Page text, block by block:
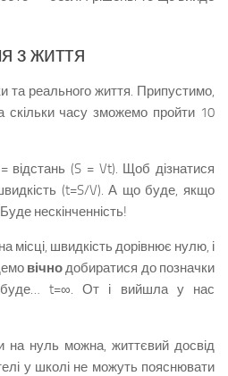
з життя
та реального життя. Припустимо,
скільки часу зможемо пройти 10
відстань (S = Vt). Щоб дізнатися
(t=S/V). А що буде, якщо
нескінченність!
місці, швидкість дорівнює нулю, і
вічнодобиратися до позначки
t=∞. От і вийшла у нас
на нуль можна, життєвий досвід
у школі не можуть пояснювати